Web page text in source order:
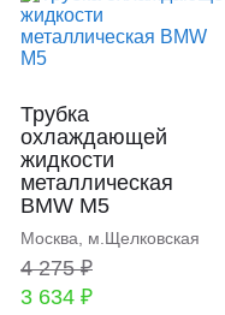
Трубка
охлаждающей
жидкости
металлическая
BMW M5
Москва, м.Щелковская
4 275 ₽
3 634 ₽